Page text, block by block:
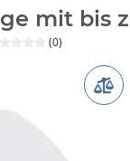
mit bis
(0)